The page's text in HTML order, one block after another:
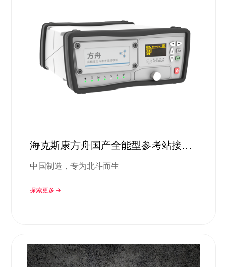
海克斯康方舟国产全能型参考站接收
中国制造，专为北斗而生
探索更多